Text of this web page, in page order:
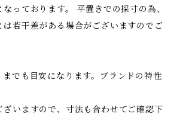
なっております。 平置きでの採寸の為、
若干差がある場合がございますのでご
までも目安になります。ブランドの特性
ざいますので、寸法も合わせてご確認下